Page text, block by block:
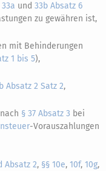
33a und33b Absatz 6
zu gewähren ist,
mit Behinderungen
1 bis 5),
Absatz 2 Satz 2,
§ 37 Absatz 3 bei
-Vorauszahlungen
Absatz 2, §§ 10e,10f,10g,